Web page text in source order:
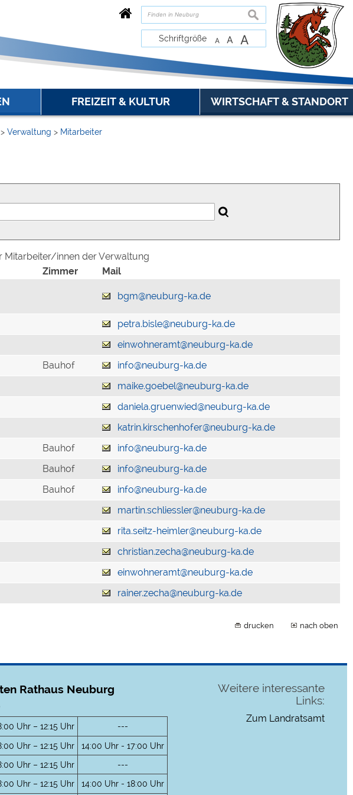
suchen
Schriftgröße A A A
FREIZEIT & KULTUR WIRTSCHAFT & STANDORT
> Verwaltung > Mitarbeiter
Mitarbeiter/innen der Verwaltung
Zimmer
Mail
bgm@neuburg-ka.de
petra.bisle@neuburg-ka.de
einwohneramt@neuburg-ka.de
Bauhof
info@neuburg-ka.de
maike.goebel@neuburg-ka.de
daniela.gruenwied@neuburg-ka.de
katrin.kirschenhofer@neuburg-ka.de
Bauhof
info@neuburg-ka.de
Bauhof
info@neuburg-ka.de
Bauhof
info@neuburg-ka.de
martin.schliessler@neuburg-ka.de
rita.seitz-heimler@neuburg-ka.de
christian.zecha@neuburg-ka.de
einwohneramt@neuburg-ka.de
rainer.zecha@neuburg-ka.de
drucken nach oben
Rathaus Neuburg
Uhr – 12:15 Uhr
---
Uhr – 12:15 Uhr
14:00 Uhr - 17:00 Uhr
Uhr – 12:15 Uhr
---
Uhr – 12:15 Uhr 14:00 Uhr - 18:00 Uhr
Weitere interessante
Links:
Zum Landratsamt